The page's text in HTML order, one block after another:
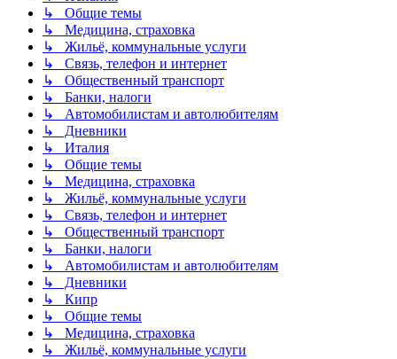
↳ Общие темы
↳ Медицина, страховка
↳ Жильё, коммунальные услуги
↳ Связь, телефон и интернет
↳ Общественный транспорт
↳ Банки, налоги
↳ Автомобилистам и автолюбителям
↳ Дневники
↳ Италия
↳ Общие темы
↳ Медицина, страховка
↳ Жильё, коммунальные услуги
↳ Связь, телефон и интернет
↳ Общественный транспорт
↳ Банки, налоги
↳ Автомобилистам и автолюбителям
↳ Дневники
↳ Кипр
↳ Общие темы
↳ Медицина, страховка
↳ Жильё, коммунальные услуги